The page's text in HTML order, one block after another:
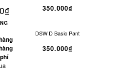
350.000₫
SOLD OUT
DSW D Basic Pant
350.000₫